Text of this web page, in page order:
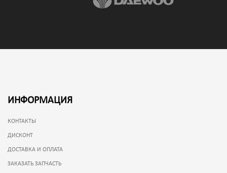
ИНФОРМАЦИЯ
КОНТАКТЫ
ДИСКОНТ
ДОСТАВКА И ОПЛАТА
ЗАКАЗАТЬ ЗАПЧАСТЬ